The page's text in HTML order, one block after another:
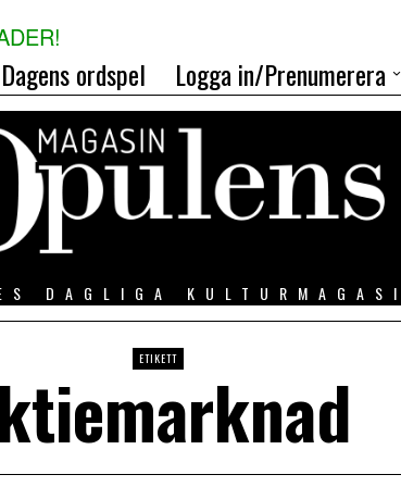
Dagens ordspel Logga in/Prenumerera
DAGLIGA
ETIKETT